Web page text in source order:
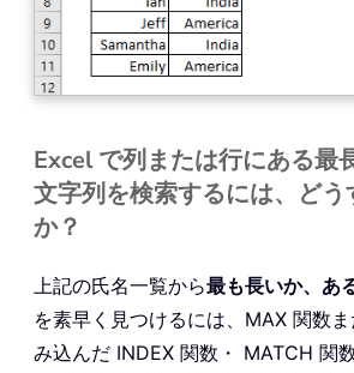
Excel で列または行にある最
文字列を検索するには、ど
か？
上記の氏名一覧から最も長いか、あ
を素早く見つけるには、MAX 関数
み込んだ INDEX 関数・ MATCH 関